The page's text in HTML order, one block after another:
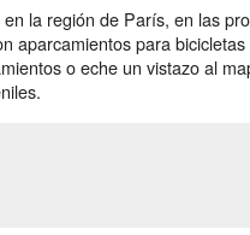
la región de París, en las
aparcamientos para
o eche un vistazo al